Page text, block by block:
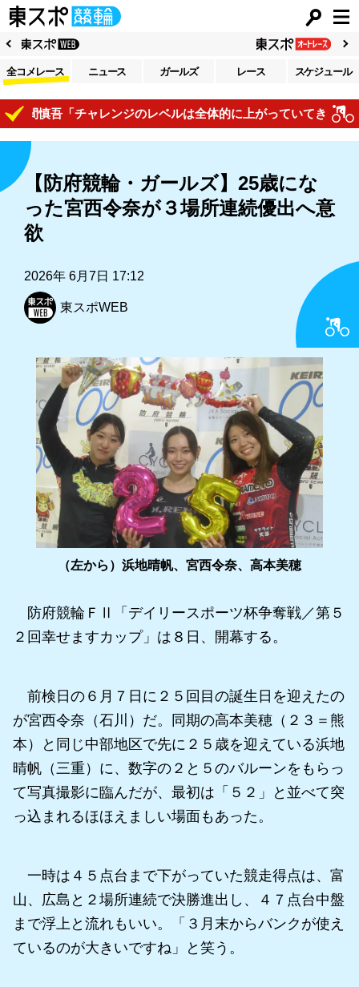
全コメレース ニュース ガールズ レース スケジュール
吾「チャレンジのレベルは全体的に上がっていてきついですね
【防府競輪・ガールズ】25歳にな
った宮西令奈が３場所連続優出へ意
欲
2026年 6月7日 17:12
東スポWEB
（左から）浜地晴帆、宮西令奈、高本美穂
防府競輪ＦⅡ「デイリースポーツ杯争奪戦／第５
２回幸せますカップ」は８日、開幕する。
前検日の６月７日に２５回目の誕生日を迎えたの
が宮西令奈（石川）だ。同期の高本美穂（２３＝熊
本）と同じ中部地区で先に２５歳を迎えている浜地
晴帆（三重）に、数字の２と５のバルーンをもらっ
て写真撮影に臨んだが、最初は「５２」と並べて突
っ込まれるほほえましい場面もあった。
一時は４５点台まで下がっていた競走得点は、富
山、広島と２場所連続で決勝進出し、４７点台中盤
まで浮上と流れもいい。「３月末からバンクが使え
ているのが大きいですね」と笑う。